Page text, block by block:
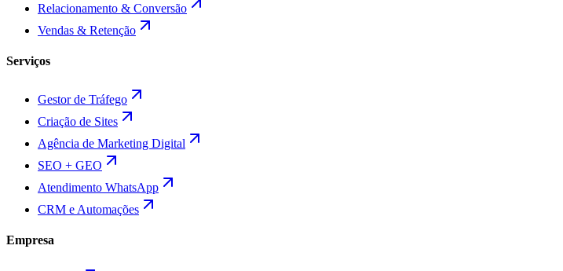
Relacionamento & Conversão
Vendas & Retenção
Serviços
Gestor de Tráfego
Criação de Sites
Agência de Marketing Digital
SEO + GEO
Atendimento WhatsApp
CRM e Automações
Empresa